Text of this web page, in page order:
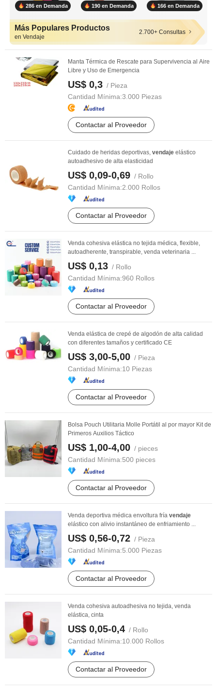
286 en Demanda 190 en Demanda 166 en Demanda
Más Populares Productos
en Vendaje
2.700+ Consultas
Manta Térmica de Rescate para Supervivencia al Aire
Libre y Uso de Emergencia
US$ 0,3 / Pieza
Cantidad Mínima:3.000 Piezas
Contactar al Proveedor
Cuidado de heridas deportivas, vendaje elástico
autoadhesivo de alta elasticidad
US$ 0,09-0,69 / Rollo
Cantidad Mínima:2.000 Rollos
Contactar al Proveedor
Venda cohesiva elástica no tejida médica, flexible,
autoadherente, transpirable, venda veterinaria ...
US$ 0,13 / Rollo
Cantidad Mínima:960 Rollos
Contactar al Proveedor
Venda elástica de crepé de algodón de alta calidad
con diferentes tamaños y certificado CE
US$ 3,00-5,00 / Pieza
Cantidad Mínima:10 Piezas
Contactar al Proveedor
Bolsa Pouch Utilitaria Molle Portátil al por mayor Kit de
Primeros Auxilios Táctico
US$ 1,00-4,00 / pieces
Cantidad Mínima:500 pieces
Contactar al Proveedor
Venda deportiva médica envoltura fría vendaje
elástico con alivio instantáneo de enfriamiento ...
US$ 0,56-0,72 / Pieza
Cantidad Mínima:5.000 Piezas
Contactar al Proveedor
Venda cohesiva autoadhesiva no tejida, venda
elástica, cinta
US$ 0,05-0,4 / Rollo
Cantidad Mínima:10.000 Rollos
Contactar al Proveedor